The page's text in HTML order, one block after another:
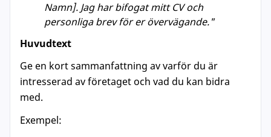
Namn]. Jag har bifogat mitt CV och
personliga brev för er övervägande."
Huvudtext
Ge en kort sammanfattning av varför du är
intresserad av företaget och vad du kan bidra
med.
Exempel: